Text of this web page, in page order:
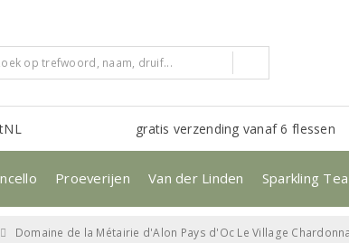
gratis verzending vanaf 6 flessen
Proeverijen Van der Linden Sparkling Tea
Domaine de la Métairie d'Alon Pays d'Oc Le Village